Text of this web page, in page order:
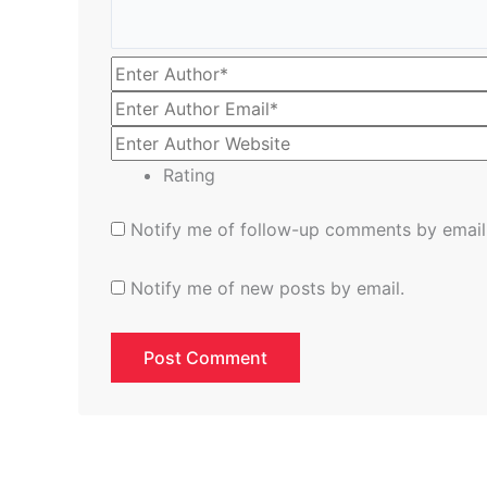
Rating
Notify me of follow-up comments by
Notify me of new posts by email.